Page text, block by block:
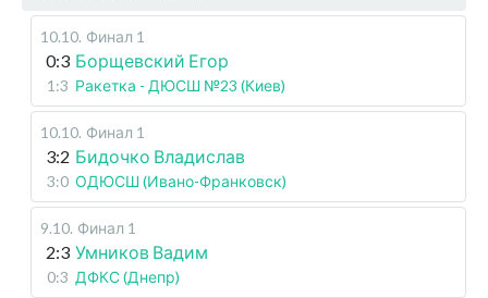
10.10. Финал 1
0:3 Борщевский Егор
1:3 Ракетка - ДЮСШ №23 (Киев)
10.10. Финал 1
3:2 Бидочко Владислав
3:0 ОДЮСШ (Ивано-Франковск)
9.10. Финал 1
2:3 Умников Вадим
0:3 ДФКС (Днепр)